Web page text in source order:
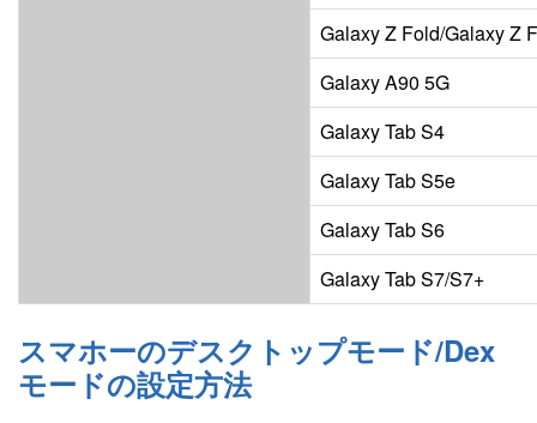
Galaxy Z Fold/Galaxy Z
Galaxy A90 5G
Galaxy Tab S4
Galaxy Tab S5e
Galaxy Tab S6
Galaxy Tab S7/S7+
スマホーのデスクトップモード/Dex
モードの設定方法